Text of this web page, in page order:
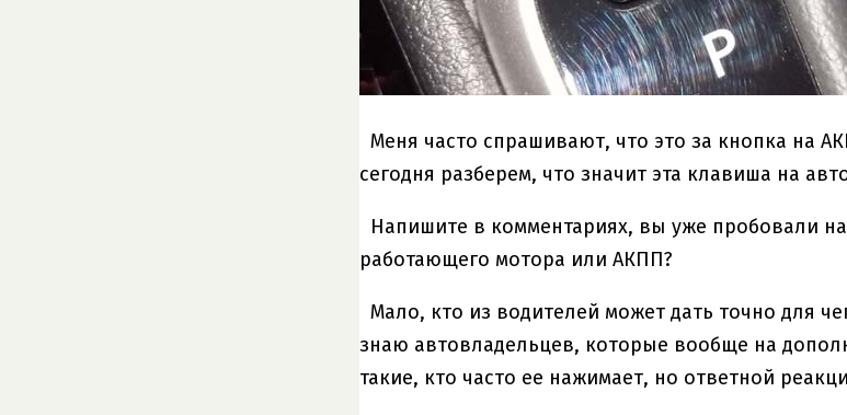
Меня часто спрашивают, что это за кнопка на
сегодня разберем, что значит эта клавиша на
Напишите в комментариях, вы уже пробовали
работающего мотора или АКПП?
Мало, кто из водителей может дать точно для
знаю автовладельцев, которые вообще на
такие, кто часто ее нажимает, но ответной